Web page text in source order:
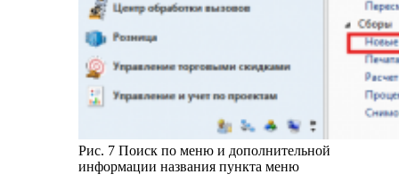
Рис. 7 Поиск по меню и дополнительной
информации названия пункта меню